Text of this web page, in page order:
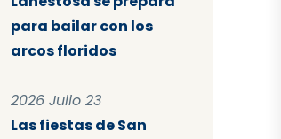
para bailar con los
arcos floridos
2026 Julio 23
Las fiestas de San